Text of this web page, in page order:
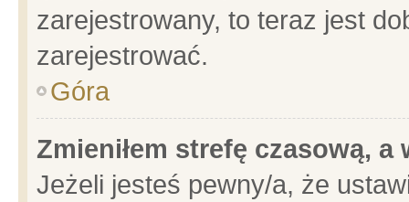
zarejestrowany, to teraz jest
zarejestrować.
Góra
Zmieniłem strefę czasową,
Jeżeli jesteś pewny/a, że